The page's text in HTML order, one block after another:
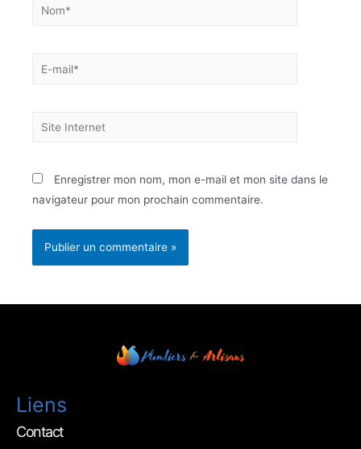
Enregistrer mon nom, mon e-mail et mon site dans le
navigateur pour mon prochain commentaire.
Liens
Contact